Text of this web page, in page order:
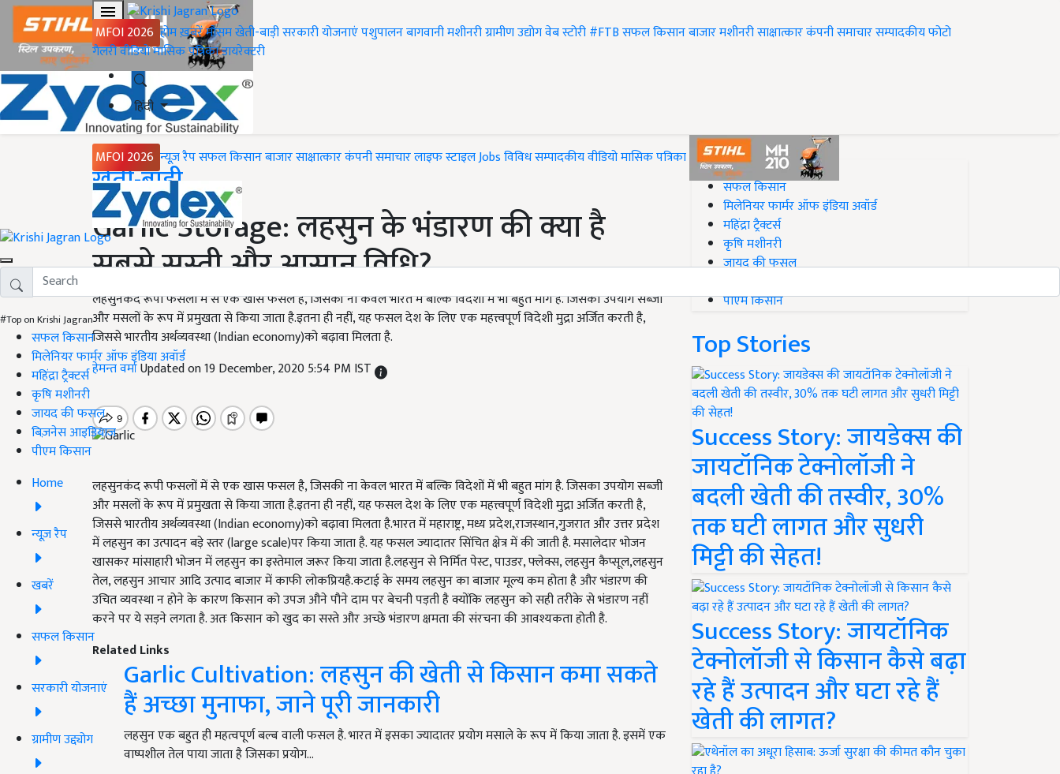
MFOI 2026 होमख़बरेंमौसमखेती-बाड़ीसरकारी योजनाएंपशुपालनबागवानीमशीनरीग्रामीण उद्योगवेब स्टोरी#FTBसफल किसानबाजारमशीनरीसाक्षात्कारकंपनी समाचारसम्पादकीयफोटो
गैलरीवीडियोमासिक पत्रिकाडायरेक्टरी
हिंदी
MFOI 2026 न्यूज़ रैपसफल किसानबाजारसाक्षात्कारकंपनी समाचारलाइफ स्टाइलJobsविविधसम्पादकीयवीडियोमासिक पत्रिका
#Top on Krishi Jagran
सफल किसान
मिलेनियर फार्मर ऑफ इंडिया अवॉर्ड
महिंद्रा ट्रैक्टर्स
कृषि मशीनरी
जायद की फसल
बिज़नेस आइडियाज
पीएम किसान
Home
न्यूज़ रैप
खबरें
सफल किसान
सरकारी योजनाएं
ग्रामीण उद्द्योग
Home
खेती-बाड़ी
Garlic Storage: लहसुन के भंडारण की क्या है
सबसे सस्ती और आसान विधि?
लहसुनकंद रूपी फसलों में से एक खास फसल है, जिसकी ना केवल भारत में बल्कि विदेशों में भी बहुत मांग है. जिसका उपयोग सब्जी
और मसलों के रूप में प्रमुखता से किया जाता है.इतना ही नहीं, यह फसल देश के लिए एक महत्त्वपूर्ण विदेशी मुद्रा अर्जित करती है,
जिससे भारतीय अर्थव्यवस्था (Indian economy)को बढ़ावा मिलता है.
हेमन्त वर्माUpdated on 19 December, 2020 5:54 PM IST
लहसुनकंद रूपी फसलों में से एक खास फसल है, जिसकी ना केवल भारत में बल्कि विदेशों में भी बहुत मांग है. जिसका उपयोग सब्जी
और मसलों के रूप में प्रमुखता से किया जाता है.इतना ही नहीं, यह फसल देश के लिए एक महत्त्वपूर्ण विदेशी मुद्रा अर्जित करती है,
जिससे भारतीय अर्थव्यवस्था (Indian economy)को बढ़ावा मिलता है.भारत में महाराष्ट्र, मध्य प्रदेश,राजस्थान,गुजरात और उत्तर प्रदेश
में लहसुन का उत्पादन बड़े स्तर (large scale)पर किया जाता है. यह फसल ज्यादातर सिंचित क्षेत्र में की जाती है. मसालेदार भोजन
खासकर मांसाहारी भोजन में लहसुन का इस्तेमाल जरूर किया जाता है.लहसुन से निर्मित पेस्ट, पाउडर, फ्लेक्स, लहसुन कैप्सूल,लहसुन
तेल, लहसुन आचार आदि उत्पाद बाजार में काफी लोकप्रियहै.कटाई के समय लहसुन का बाजार मूल्य कम होता है और भंडारण की
उचित व्यवस्था न होने के कारण किसान को उपज औने पौने दाम पर बेचनी पड़ती है क्योंकि लहसुन को सही तरीके से भंडारण नहीं
करने पर ये सड़ने लगता है. अतः किसान को खुद का सस्ते और अच्छे भंडारण क्षमता की संरचना की आवश्यकता होती है.
Related Links
Garlic Cultivation: लहसुन की खेती से किसान कमा सकते
हैं अच्छा मुनाफा, जाने पूरी जानकारी
लहसुन एक बहुत ही महत्वपूर्ण बल्ब वाली फसल है. भारत में इसका ज्यादातर प्रयोग मसाले के रूप में किया जाता है. इसमें एक
वाष्पशील तेल पाया जाता है जिसका प्रयोग…
#Top on Krishi Jagran
सफल किसान
मिलेनियर फार्मर ऑफ इंडिया अवॉर्ड
महिंद्रा ट्रैक्टर्स
कृषि मशीनरी
जायद की फसल
पीएम किसान
Top Stories
Success Story: जायडेक्स की
जायटॉनिक टेक्नोलॉजी ने
बदली खेती की तस्वीर, 30%
तक घटी लागत और सुधरी
मिट्टी की सेहत!
Success Story: जायटॉनिक
टेक्नोलॉजी से किसान कैसे बढ़ा
रहे हैं उत्पादन और घटा रहे हैं
खेती की लागत?